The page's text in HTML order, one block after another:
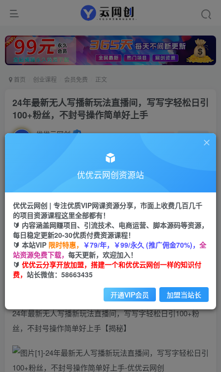
首页 创业课程 会员免费 正文
24年最新无人写播新玩法直播间，写写字轻松日引
100+粉丝，不封号操作简单好上手
优优云网创 私信
云币 9.9 云币99
会员免费
立即购买
您当前未登录！建议登陆后购买，可保存购买订单
24年最新无人写播新玩法直播间，写写字轻松日引100+粉
丝，不封号操作简单好上手【揭秘】
优优云网创资源站
优优云网创 | 专注优质VIP网课资源分享，市面上收费几百几千
的项目资源课程这里全部都有！
🔰 内容涵盖网赚项目、引流技术、电商运营、脚本源码等资源，
每日稳定更新20-30优质付费资源课程！
🔰 本站VIP 限时特惠， ￥79/年，￥99/永久 (推广佣金70%)， 全
站资源免费下载， 每天更新，欢迎加入！
🔰 优优云分享开放加盟，搭建一个和优优云网创一样的知识付
费， 站长微信：58663435
开通VIP会员 加盟当站长